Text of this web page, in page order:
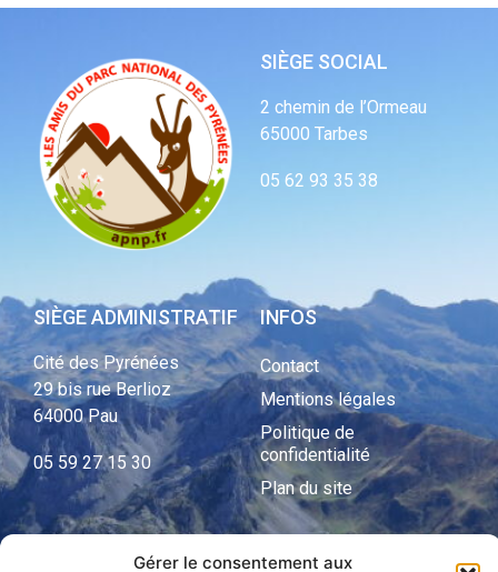
Gérer le consentement aux
SIÈGE SOCIAL
2 chemin de l’Ormeau
65000 Tarbes
05 62 93 35 38
SIÈGE ADMINISTRATIF
Cité des Pyrénées
29 bis rue Berlioz
64000 Pau
05 59 27 15 30
INFOS
Contact
Mentions légales
Politique de
confidentialité
Plan du site